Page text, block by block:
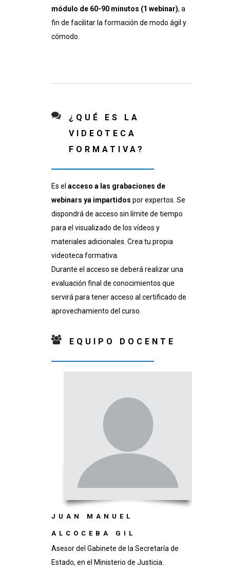
módulo de 60-90 minutos (1 webinar), a
fin de facilitar la formación de modo ágil y
cómodo.
¿QUÉ ES LA
VIDEOTECA
FORMATIVA?
Es el acceso a las grabaciones de
webinars ya impartidos por expertos. Se
dispondrá de acceso sin límite de tiempo
para el visualizado de los vídeos y
materiales adicionales. Crea tu propia
videoteca formativa.
Durante el acceso se deberá realizar una
evaluación final de conocimientos que
servirá para tener acceso al certificado de
aprovechamiento del curso.
EQUIPO DOCENTE
JUAN MANUEL
ALCOCEBA GIL
Asesor del Gabinete de la Secretaría de
Estado, en el Ministerio de Justicia.